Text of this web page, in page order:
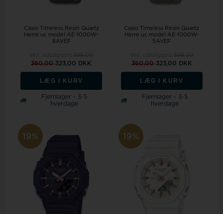
Casio Timeless Resin Quartz
Herre ur, model AE-1000W-
8AVEF
360,00323,00 DKK
LÆG I KURV
Fjernlager - 3-5
hverdage
Casio Timeless Resin Quartz
Herre ur, model AE-1000W-
5AVEF
360,00323,00 DKK
LÆG I KURV
Fjernlager - 3-5
hverdage
19% 19%